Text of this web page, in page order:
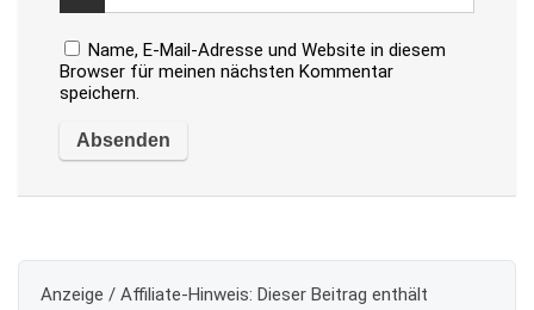
Name, E-Mail-Adresse und Website in diesem
Browser für meinen nächsten Kommentar
speichern.
Anzeige / Affiliate-Hinweis: Dieser Beitrag enthält